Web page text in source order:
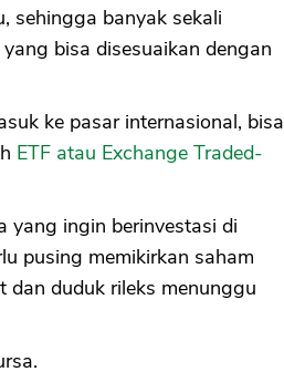
sehingga banyak sekali
bisa disesuaikan dengan
ke pasar internasional, bisa
ETF atau Exchange Traded-
yang ingin berinvestasi di
pusing memikirkan saham
dan duduk rileks menunggu